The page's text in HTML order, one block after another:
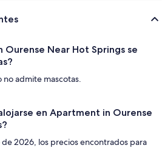
Ourense Near Hot Springs se
admite mascotas.
en Apartment in Ourense
2026, los precios encontrados para